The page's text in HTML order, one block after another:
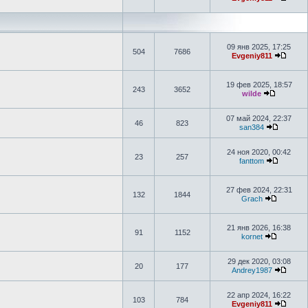
504 7686
09 янв 2025, 17:25
Evgeniy811
243 3652
19 фев 2025, 18:57
wilde
46 823
07 май 2024, 22:37
san384
23 257
24 ноя 2020, 00:42
fanttom
132 1844
27 фев 2024, 22:31
Grach
91 1152
21 янв 2026, 16:38
kornet
20 177
29 дек 2020, 03:08
Andrey1987
103 784
22 апр 2024, 16:22
Evgeniy811